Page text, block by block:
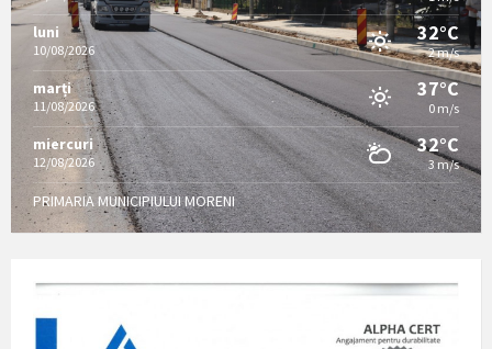
luni
10/08/2026
32°C
2 m/s
marți
11/08/2026
37°C
0 m/s
miercuri
12/08/2026
32°C
3 m/s
PRIMARIA MUNICIPIULUI MORENI